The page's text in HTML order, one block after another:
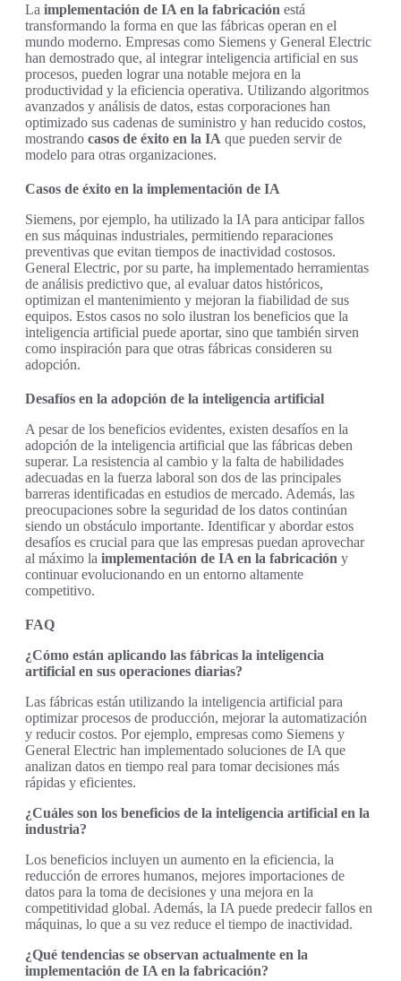
La implementación de IA en la fabricación está
transformando la forma en que las fábricas operan en el
mundo moderno. Empresas como Siemens y General Electric
han demostrado que, al integrar inteligencia artificial en sus
procesos, pueden lograr una notable mejora en la
productividad y la eficiencia operativa. Utilizando algoritmos
avanzados y análisis de datos, estas corporaciones han
optimizado sus cadenas de suministro y han reducido costos,
mostrando casos de éxito en la IA que pueden servir de
modelo para otras organizaciones.
Casos de éxito en la implementación de IA
Siemens, por ejemplo, ha utilizado la IA para anticipar fallos
en sus máquinas industriales, permitiendo reparaciones
preventivas que evitan tiempos de inactividad costosos.
General Electric, por su parte, ha implementado herramientas
de análisis predictivo que, al evaluar datos históricos,
optimizan el mantenimiento y mejoran la fiabilidad de sus
equipos. Estos casos no solo ilustran los beneficios que la
inteligencia artificial puede aportar, sino que también sirven
como inspiración para que otras fábricas consideren su
adopción.
Desafíos en la adopción de la inteligencia artificial
A pesar de los beneficios evidentes, existen desafíos en la
adopción de la inteligencia artificial que las fábricas deben
superar. La resistencia al cambio y la falta de habilidades
adecuadas en la fuerza laboral son dos de las principales
barreras identificadas en estudios de mercado. Además, las
preocupaciones sobre la seguridad de los datos continúan
siendo un obstáculo importante. Identificar y abordar estos
desafíos es crucial para que las empresas puedan aprovechar
al máximo la implementación de IA en la fabricación y
continuar evolucionando en un entorno altamente
competitivo.
FAQ
¿Cómo están aplicando las fábricas la inteligencia
artificial en sus operaciones diarias?
Las fábricas están utilizando la inteligencia artificial para
optimizar procesos de producción, mejorar la automatización
y reducir costos. Por ejemplo, empresas como Siemens y
General Electric han implementado soluciones de IA que
analizan datos en tiempo real para tomar decisiones más
rápidas y eficientes.
¿Cuáles son los beneficios de la inteligencia artificial en la
industria?
Los beneficios incluyen un aumento en la eficiencia, la
reducción de errores humanos, mejores importaciones de
datos para la toma de decisiones y una mejora en la
competitividad global. Además, la IA puede predecir fallos en
máquinas, lo que a su vez reduce el tiempo de inactividad.
¿Qué tendencias se observan actualmente en la
implementación de IA en la fabricación?